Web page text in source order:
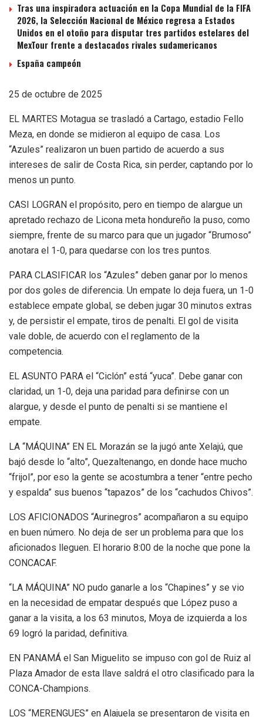
Tras una inspiradora actuación en la Copa Mundial de la FIFA
2026, la Selección Nacional de México regresa a Estados
Unidos en el otoño para disputar tres partidos estelares del
MexTour frente a destacados rivales sudamericanos
España campeón
25 de octubre de 2025
EL MARTES Motagua se trasladó a Cartago, estadio Fello
Meza, en donde se midieron al equipo de casa. Los
“Azules” realizaron un buen partido de acuerdo a sus
intereses de salir de Costa Rica, sin perder, captando por lo
menos un punto.
CASI LOGRAN el propósito, pero en tiempo de alargue un
apretado rechazo de Licona meta hondureño la puso, como
siempre, frente de su marco para que un jugador “Brumoso”
anotara el 1-0, para quedarse con los tres puntos.
PARA CLASIFICAR los “Azules” deben ganar por lo menos
por dos goles de diferencia. Un empate lo deja fuera, un 1-0
establece empate global, se deben jugar 30 minutos extras
y, de persistir el empate, tiros de penalti. El gol de visita
vale doble, de acuerdo con el reglamento de la
competencia.
EL ASUNTO PARA el “Ciclón” está “yuca”. Debe ganar con
claridad, un 1-0, deja una paridad para definirse con un
alargue, y desde el punto de penalti si se mantiene el
empate.
LA “MÁQUINA” EN EL Morazán se la jugó ante Xelajú, que
bajó desde lo “alto”, Quezaltenango, en donde hace mucho
“frijol”, por eso la gente se acostumbra a tener “entre pecho
y espalda” sus buenos “tapazos” de los “cachudos Chivos”.
LOS AFICIONADOS “Aurinegros” acompañaron a su equipo
en buen número. No deja de ser un problema para que los
aficionados lleguen. El horario 8:00 de la noche que pone la
CONCACAF.
“LA MÁQUINA” NO pudo ganarle a los “Chapines” y se vio
en la necesidad de empatar después que López puso a
ganar a la visita, a los 63 minutos, Moya de izquierda a los
69 logró la paridad, definitiva.
EN PANAMÁ el San Miguelito se impuso con gol de Ruiz al
Plaza Amador de esta llave saldrá el otro clasificado para la
CONCA-Champions.
LOS “MERENGUES” en Alajuela se presentaron de visita en